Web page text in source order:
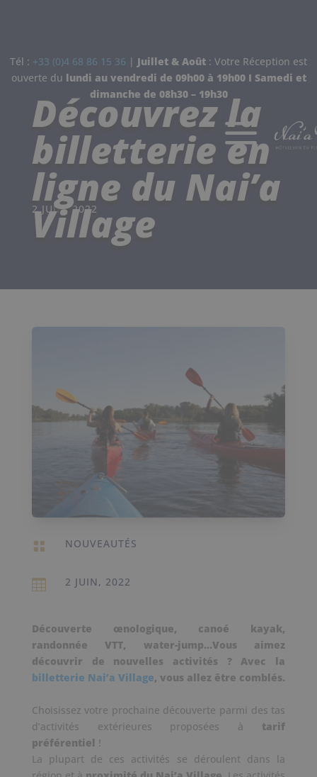
Tél : +33 (0)4 68 86 15 36 | Juillet & Août : Votre Réception est
ouverte du lundi au vendredi de 09h00 à 19h00 I Samedi et
dimanche de 08h30 – 19h30
a
2 JUIN, 2022
Découvrez la
billetterie en
ligne du Nai’a
Village
 NOUVEAUTÉS
 2 JUIN, 2022
Découverte œnologique, canoé kayak,
randonnée VTT, water-jump…Vous aimez
découvrir de nouvelles activités ? Avec la
billetterie Nai’a Village, vous allez être comblés.
Choisissez votre prochaine découverte parmi des tas
d’activités extérieures proposées à tarif
préférentiel !
La plupart de ces activités se déroulent dans la